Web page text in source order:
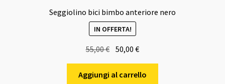
Seggiolino bici bimbo anteriore nero
IN OFFERTA!
55,00€
prezzo
originale
50,00€Il
prezzo
attuale
Aggiungi al carrello